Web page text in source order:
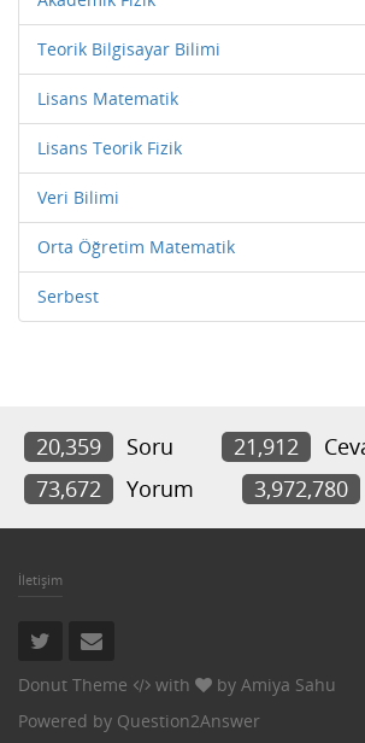
Teorik Bilgisayar Bilimi
Lisans Matematik
Lisans Teorik Fizik
Veri Bilimi
Orta Öğretim Matematik
Serbest
20,359 Soru 21,912
73,672
Yorum 3,972,780
İletişim
Donut Theme with by Amiya Sahu
Powered by Question2Answer